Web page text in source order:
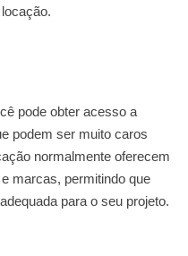
pode obter acesso a
podem ser muito caros
normalmente oferecem
marcas, permitindo que
para o seu projeto.